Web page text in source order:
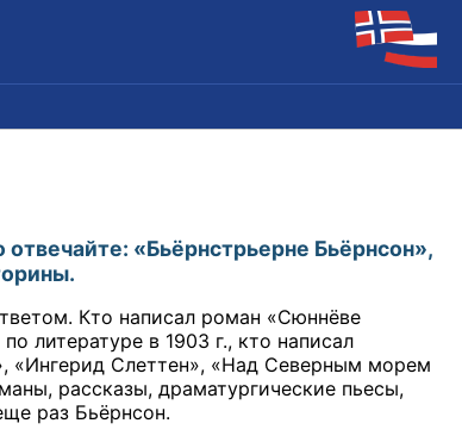
«Бьёрнстрьерне Бьёрнсон»,
Кто написал роман «Сюннёве
литературе в 1903 г., кто написал
«Ингерид Слеттен», «Над Северным морем
рассказы, драматургические пьесы,
раз Бьёрнсон.